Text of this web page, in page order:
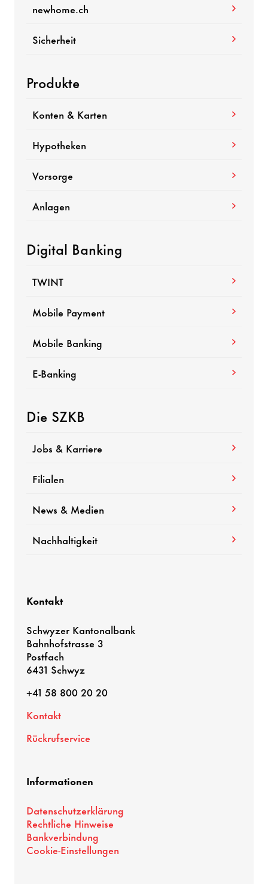
newhome.ch
Sicherheit
Produkte
Konten & Karten
Hypotheken
Vorsorge
Anlagen
Digital Banking
TWINT
Mobile Payment
Mobile Banking
E-Banking
Die SZKB
Jobs & Karriere
Filialen
News & Medien
Nachhaltigkeit
Kontakt
Schwyzer Kantonalbank
Bahnhofstrasse 3
Postfach
6431 Schwyz
+41 58 800 20 20
Kontakt
Rückrufservice
Informationen
Datenschutzerklärung
Rechtliche Hinweise
Bankverbindung
Cookie-Einstellungen